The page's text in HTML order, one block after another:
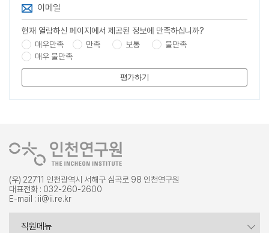
이메일
현재 열람하신 페이지에서 제공된 정보에 만족하십니까?
매우만족
만족 보통
불만족
매우 불만족
평가하기
(우) 22711 인천광역시 서해구 심곡로 98 인천연구원
대표전화 : 032-260-2600
E-mail : ii@ii.re.kr
직원메뉴